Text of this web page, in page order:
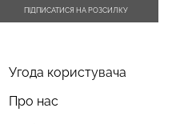
ПІДПИСАТИСЯ НА РОЗСИЛКУ
Угода користувача
Про нас